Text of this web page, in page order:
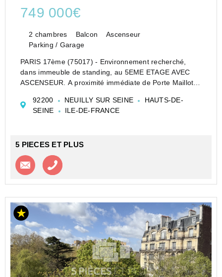
749 000€
2 chambres Balcon
Ascenseur
Parking / Garage
PARIS 17ème (75017) - Environnement recherché,
dans immeuble de standing, au 5EME ETAGE AVEC
ASCENSEUR. A proximité immédiate de Porte Maillot et
près de 75 m2 (73,35 m² carrez + 3 balcons) séduit
immédia...
92200 NEUILLY SUR SEINE
HAUTS-DE-
SEINE
ILE-DE-FRANCE
5 PIECES ET PLUS
Contacter l'agence